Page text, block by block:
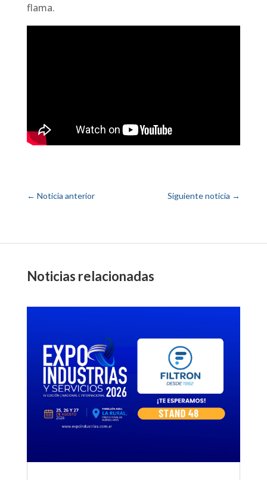
flama.
←Noticia anterior Siguiente noticia →
Noticias relacionadas